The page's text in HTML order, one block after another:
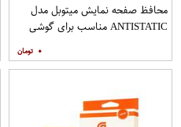
محافظ صفحه نمایش میتوبل مدل
ANTISTATIC مناسب برای گوشی
۰